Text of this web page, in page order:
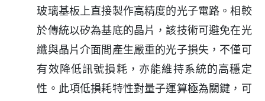
玻璃基板上直接製作高精度的光子電路。相較
於傳統以矽為基底的晶片，該技術可避免在光
纖與晶片介面間產生嚴重的光子損失，不僅可
有效降低訊號損耗，亦能維持系統的高穩定
性。此項低損耗特性對量子運算極為關鍵，可